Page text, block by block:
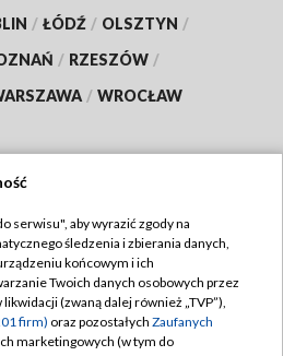
/ ŁÓDŹ / OLSZTYN /
/ RZESZÓW /
/ WROCŁAW
TVP
TVP
prywatności
serwisu", aby wyrazić zgody na
śledzenia i zbierania danych,
końcowym i ich
Twoich danych osobowych przez
(zwaną dalej również „TVP”),
firm) oraz pozostałych Zaufanych
marketingowych (w tym do